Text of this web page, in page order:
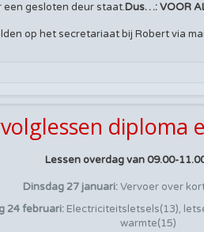
een gesloten deur staat.Dus…: VOOR
op het secretariaat bij Robert via
diploma
Lessen overdag van 09.00-
Dinsdag 27 januari:Vervoer over
24 februari: Electriciteitsletsels(13),
warmte(15)